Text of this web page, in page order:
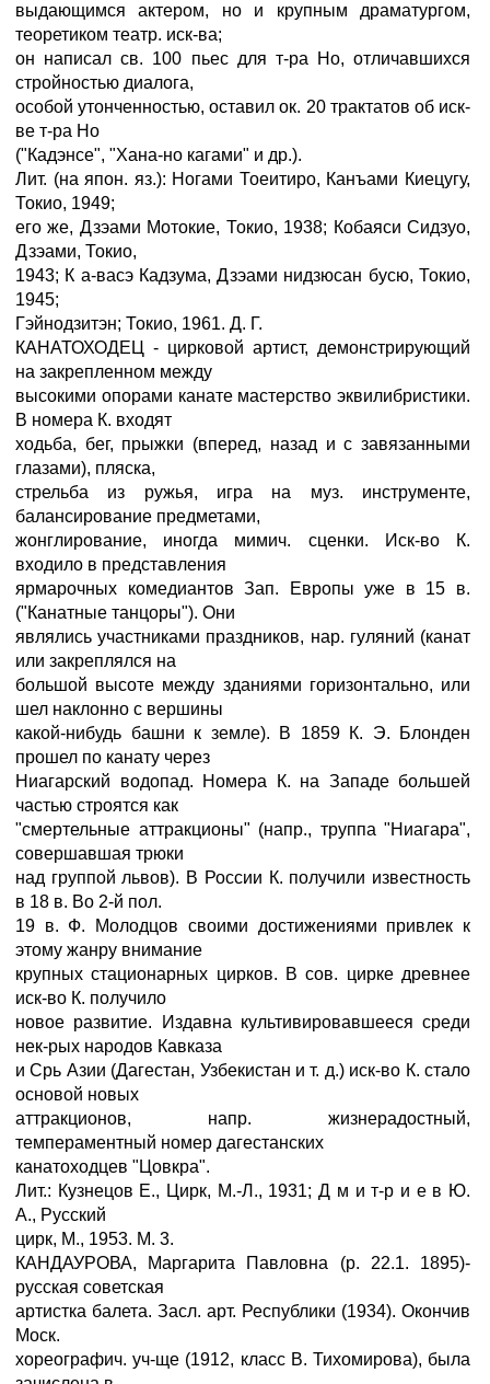
выдающимся актером, но и крупным драматургом,
теоретиком театр. иск-ва;
он написал св. 100 пьес для т-ра Но, отличавшихся
стройностью диалога,
особой утонченностью, оставил ок. 20 трактатов об иск-
ве т-ра Но
("Кадэнсе", "Хана-но кагами" и др.).
Лит. (на япон. яз.): Ногами Тоеитиро, Канъами Киецугу,
Токио, 1949;
его же, Дзэами Мотокие, Токио, 1938; Кобаяси Сидзуо,
Дзэами, Токио,
1943; К а-васэ Кадзума, Дзэами нидзюсан бусю, Токио,
1945;
Гэйнодзитэн; Токио, 1961. Д. Г.
КАНАТОХОДЕЦ - цирковой артист, демонстрирующий
на закрепленном между
высокими опорами канате мастерство эквилибристики.
В номера К. входят
ходьба, бег, прыжки (вперед, назад и с завязанными
глазами), пляска,
стрельба из ружья, игра на муз. инструменте,
балансирование предметами,
жонглирование, иногда мимич. сценки. Иск-во К.
входило в представления
ярмарочных комедиантов Зап. Европы уже в 15 в.
("Канатные танцоры"). Они
являлись участниками праздников, нар. гуляний (канат
или закреплялся на
большой высоте между зданиями горизонтально, или
шел наклонно с вершины
какой-нибудь башни к земле). В 1859 К. Э. Блонден
прошел по канату через
Ниагарский водопад. Номера К. на Западе большей
частью строятся как
"смертельные аттракционы" (напр., труппа "Ниагара",
совершавшая трюки
над группой львов). В России К. получили известность
в 18 в. Во 2-й пол.
19 в. Ф. Молодцов своими достижениями привлек к
этому жанру внимание
крупных стационарных цирков. В сов. цирке древнее
иск-во К. получило
новое развитие. Издавна культивировавшееся среди
нек-рых народов Кавказа
и Срь Азии (Дагестан, Узбекистан и т. д.) иск-во К. стало
основой новых
аттракционов, напр. жизнерадостный,
темпераментный номер дагестанских
канатоходцев "Цовкра".
Лит.: Кузнецов Е., Цирк, М.-Л., 1931; Д м и т-р и е в Ю.
А., Русский
цирк, М., 1953. М. 3.
КАНДАУРОВА, Маргарита Павловна (р. 22.1. 1895)-
русская советская
артистка балета. Засл. арт. Республики (1934). Окончив
Моск.
хореографич. уч-ще (1912, класс В. Тихомирова), была